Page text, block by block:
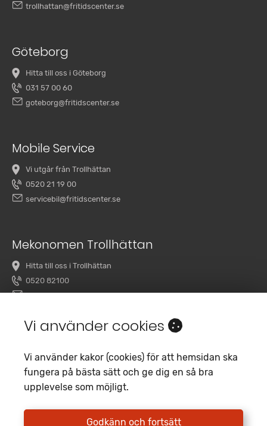
trollhattan@fritidscenter.se
Göteborg
Hitta till oss i Göteborg
031 57 00 60
goteborg@fritidscenter.se
Mobile Service
Vi utgår från Trollhättan
0520 21 19 00
servicebil@fritidscenter.se
Mekonomen Trollhättan
Hitta till oss i Trollhättan
0520 82100
overby@mekonomenbilverkstad.se
Copyright 2020 Fritidscenter
Vi använder cookies
Vi använder kakor (cookies) för att hemsidan ska
fungera på bästa sätt och ge dig en så bra
upplevelse som möjligt.
Godkänn och fortsätt